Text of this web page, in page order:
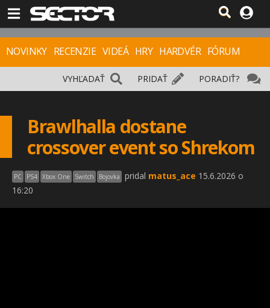
NOVINKY RECENZIE VIDEÁ HRY HARDVÉR FÓRUM
PORADIŤ?
PRIDAŤ
VYHĽADAŤ
Brawlhalla dostane
crossover event so Shrekom
PC PS4 Xbox One Switch Bojovka pridal matus_ace 15.6.2026 o
16:20